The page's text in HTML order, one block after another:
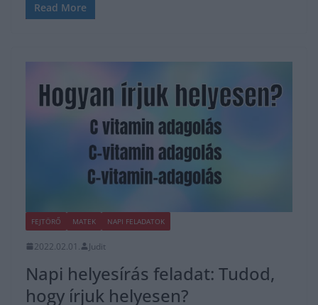
Read More
FEJTÖRŐ MATEK NAPI FELADATOK
2022.02.01. Judit
Napi helyesírás feladat: Tudod,
hogy írjuk helyesen?